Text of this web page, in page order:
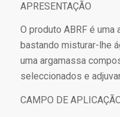
APRESENTAÇÃO
O produto ABRF é uma
bastando misturar-lhe
uma argamassa
seleccionados e
CAMPO DE